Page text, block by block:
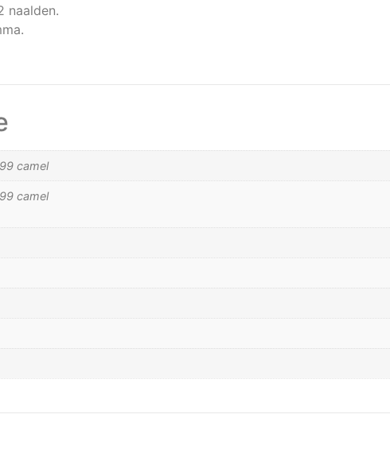
naalden.
camel
camel